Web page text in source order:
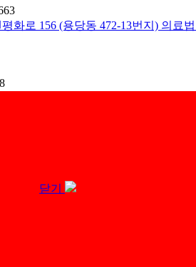
화로 156 (용당동 472-13번지) 의료
닫기